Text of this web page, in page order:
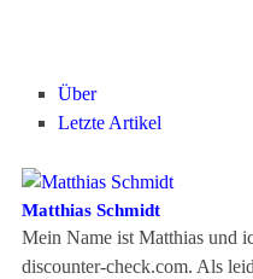
Über
Letzte Artikel
Matthias Schmidt
Mein Name ist Matthias und
discounter-check.com. Als